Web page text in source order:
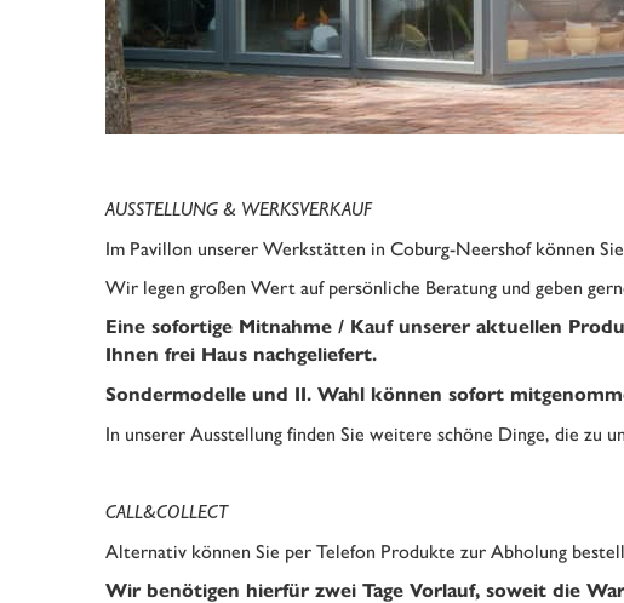
AUSSTELLUNG & WERKSVERKAUF
Im Pavillon unserer Werkstätten in Coburg-Neershof können
Wir legen großen Wert auf persönliche Beratung und geben
Eine sofortige Mitnahme / Kauf unserer aktuellen
Ihnen frei Haus nachgeliefert.
Sondermodelle und II. Wahl können sofort
In unserer Ausstellung finden Sie weitere schöne Dinge, die zu
CALL&COLLECT
Alternativ können Sie per Telefon Produkte zur Abholung
Wir benötigen hierfür zwei Tage Vorlauf, soweit die